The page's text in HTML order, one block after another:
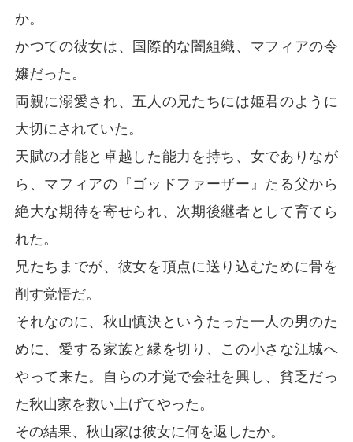
か。
かつての彼女は、国際的な闇組織、マフィアの令
嬢だった。
両親に溺愛され、五人の兄たちには姫君のように
大切にされていた。
天賦の才能と卓越した能力を持ち、女でありなが
ら、マフィアの『ゴッドファーザー』たる父から
絶大な期待を寄せられ、次期後継者として育てら
れた。
兄たちまでが、彼女を頂点に送り込むために骨を
削す覚悟だ。
それなのに、秋山慎決というたった一人の男のた
めに、愛する家族と縁を切り、この小さな江城へ
やって来た。自らの才覚で会社を興し、貧乏だっ
た秋山家を救い上げてやった。
その結果、秋山家は彼女に何を返したか。